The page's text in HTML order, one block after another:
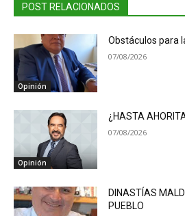
POST RELACIONADOS
Opinión
Obstáculos para
07/08/2026
Opinión
¿HASTA
07/08/2026
DINASTÍAS
PUEBLO